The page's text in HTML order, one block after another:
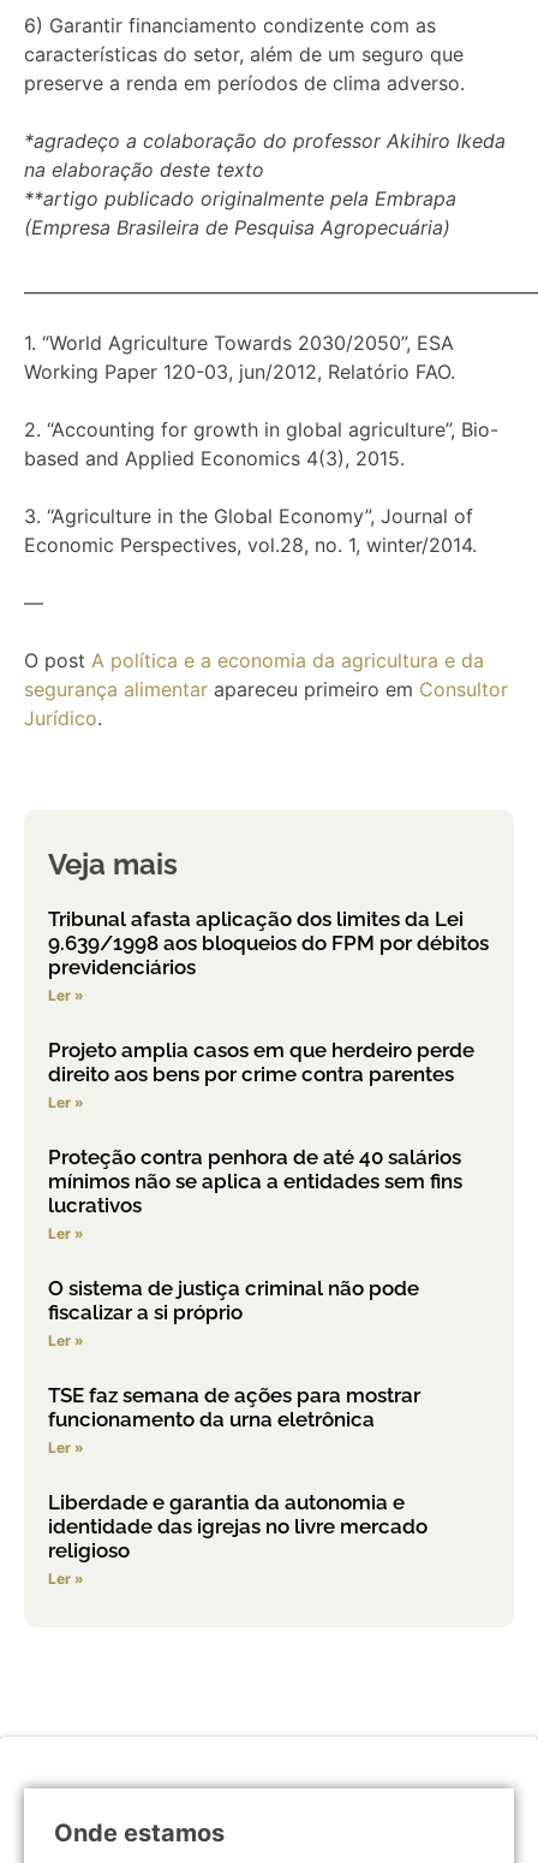
6) Garantir financiamento condizente com as
características do setor, além de um seguro que
preserve a renda em períodos de clima adverso.
*agradeço a colaboração do professor Akihiro Ikeda
na elaboração deste texto
**artigo publicado originalmente pela Embrapa
(Empresa Brasileira de Pesquisa Agropecuária)
1. “World Agriculture Towards 2030/2050”, ESA
Working Paper 120-03, jun/2012, Relatório FAO.
2. “Accounting for growth in global agriculture”, Bio-
based and Applied Economics 4(3), 2015.
3. “Agriculture in the Global Economy”, Journal of
Economic Perspectives, vol.28, no. 1, winter/2014.
—
O post A política e a economia da agricultura e da
segurança alimentar apareceu primeiro em Consultor
Jurídico.
Veja mais
Tribunal afasta aplicação dos limites da Lei
9.639/1998 aos bloqueios do FPM por débitos
previdenciários
Ler »
Projeto amplia casos em que herdeiro perde
direito aos bens por crime contra parentes
Ler »
Proteção contra penhora de até 40 salários
mínimos não se aplica a entidades sem fins
lucrativos
Ler »
O sistema de justiça criminal não pode
fiscalizar a si próprio
Ler »
TSE faz semana de ações para mostrar
funcionamento da urna eletrônica
Ler »
Liberdade e garantia da autonomia e
identidade das igrejas no livre mercado
religioso
Ler »
Onde estamos